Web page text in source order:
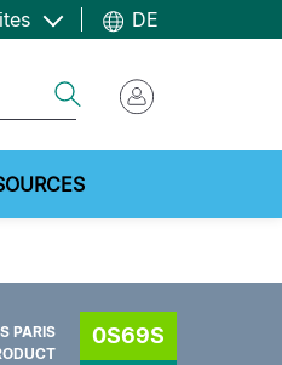
DE
PARIS
0S69S